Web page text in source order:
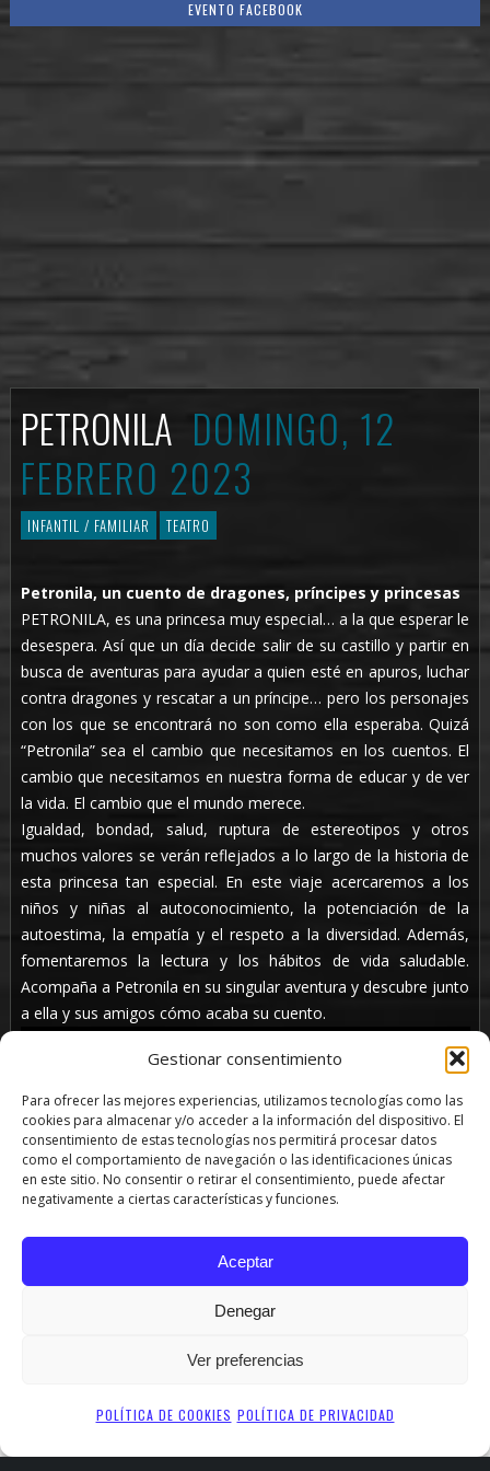
Gestionar consentimiento
Para ofrecer las mejores experiencias, utilizamos tecnologías como las
cookies para almacenar y/o acceder a la información del dispositivo. El
consentimiento de estas tecnologías nos permitirá procesar datos
como el comportamiento de navegación o las identificaciones únicas
en este sitio. No consentir o retirar el consentimiento, puede afectar
negativamente a ciertas características y funciones.
Aceptar
Denegar
Ver preferencias
POLÍTICA DE COOKIES POLÍTICA DE PRIVACIDAD
EVENTO FACEBOOK
PETRONILA DOMINGO, 12
FEBRERO 2023
INFANTIL / FAMILIAR TEATRO
Petronila, un cuento de dragones, príncipes y princesas
PETRONILA, es una princesa muy especial… a la que esperar le
desespera. Así que un día decide salir de su castillo y partir en
busca de aventuras para ayudar a quien esté en apuros, luchar
contra dragones y rescatar a un príncipe… pero los personajes
con los que se encontrará no son como ella esperaba. Quizá
“Petronila” sea el cambio que necesitamos en los cuentos. El
cambio que necesitamos en nuestra forma de educar y de ver
la vida. El cambio que el mundo merece.
Igualdad, bondad, salud, ruptura de estereotipos y otros
muchos valores se verán reflejados a lo largo de la historia de
esta princesa tan especial. En este viaje acercaremos a los
niños y niñas al autoconocimiento, la potenciación de la
autoestima, la empatía y el respeto a la diversidad. Además,
fomentaremos la lectura y los hábitos de vida saludable.
Acompaña a Petronila en su singular aventura y descubre junto
a ella y sus amigos cómo acaba su cuento.
PIN